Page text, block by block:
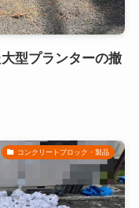
型プランターの撤
コンクリートブロック・製品